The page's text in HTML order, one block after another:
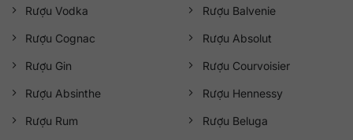
Rượu Vodka
Rượu Cognac
Rượu Gin
Rượu Absinthe
Rượu Rum
Rượu Balvenie
Rượu Absolut
Rượu Courvoisier
Rượu Hennessy
Rượu Beluga